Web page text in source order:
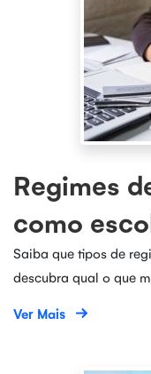
Regimes
como
Saiba que tipos de
descubra qual o que
Ver Mais